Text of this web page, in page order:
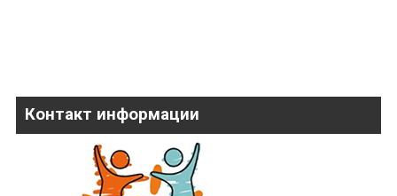
Контакт информации